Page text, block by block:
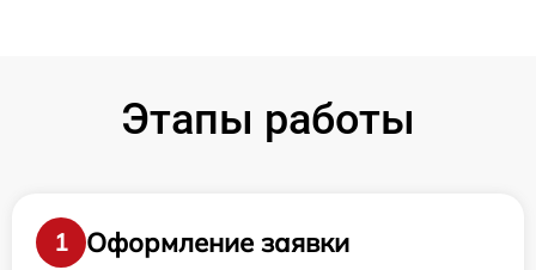
Этапы работы
1
Оформление заявки